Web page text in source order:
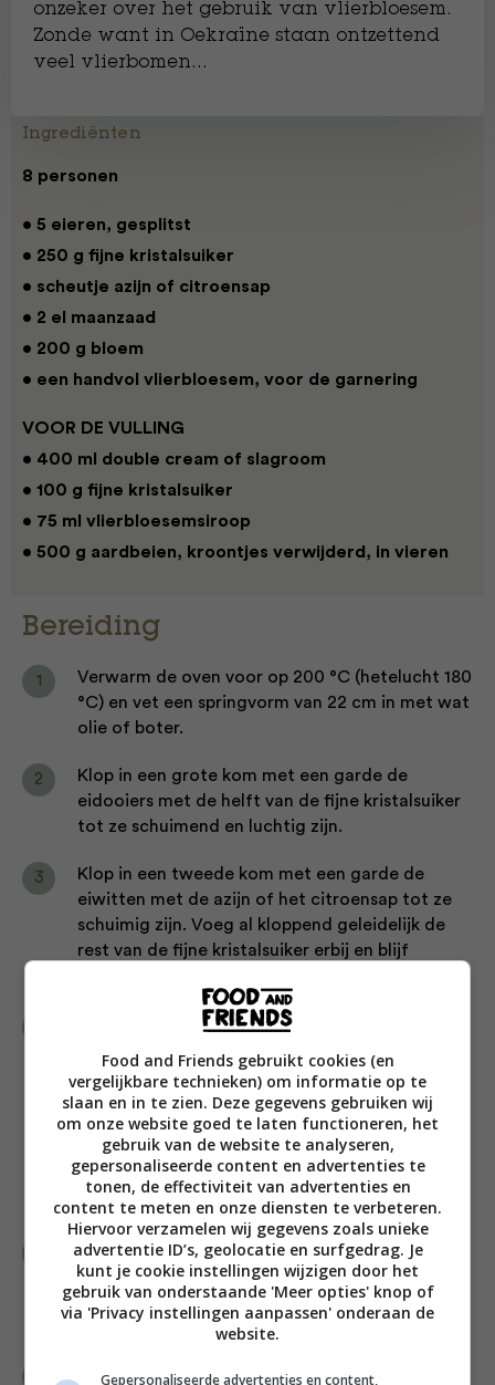
onzeker over het gebruik van vlierbloesem.
Zonde want in Oekraïne staan ontzettend
veel vlierbomen…
Ingrediënten
8 personen
• 5 eieren, gesplitst
• 250 g fijne kristalsuiker
• scheutje azijn of citroensap
• 2 el maanzaad
• 200 g bloem
• een handvol vlierbloesem, voor de garnering
VOOR DE VULLING
• 400 ml double cream of slagroom
• 100 g fijne kristalsuiker
• 75 ml vlierbloesemsiroop
• 500 g aardbeien, kroontjes verwijderd, in vieren
Bereiding
Verwarm de oven voor op 200 °C (hetelucht 180
°C) en vet een springvorm van 22 cm in met wat
olie of boter.
Klop in een grote kom met een garde de
eidooiers met de helft van de fijne kristalsuiker
tot ze schuimend en luchtig zijn.
Klop in een tweede kom met een garde de
eiwitten met de azijn of het citroensap tot ze
schuimig zijn. Voeg al kloppend geleidelijk de
rest van de fijne kristalsuiker erbij en blijf
Meng het maanzaad en de bloem. Voeg de
eerst een flinke lepel toe om de dooier iets
luchtiger te krijgen. Spatel nu alle eiwitten vlot
door de dooiers, maar houd 2 grote lepels eiwit
achter. Spatel dan de bloem en het maanzaad
door het beslag en tot slot de laatste 2 lepels
eiwit.
Schenk het beslag in de vorm en bak de cake 40
minuten of tot een prikker die je in het midden
steekt er schoon uit komt. Laat de cake
afkoelen op een rooster.
Klop intussen voor de vulling de room en de
Food and Friends gebruikt cookies (en
vergelijkbare technieken) om informatie op te
slaan en in te zien. Deze gegevens gebruiken wij
om onze website goed te laten functioneren, het
gebruik van de website te analyseren,
gepersonaliseerde content en advertenties te
tonen, de effectiviteit van advertenties en
content te meten en onze diensten te verbeteren.
Hiervoor verzamelen wij gegevens zoals unieke
advertentie ID’s, geolocatie en surfgedrag. Je
kunt je cookie instellingen wijzigen door het
gebruik van onderstaande 'Meer opties' knop of
via 'Privacy instellingen aanpassen' onderaan de
website.
Gepersonaliseerde advertenties en content,